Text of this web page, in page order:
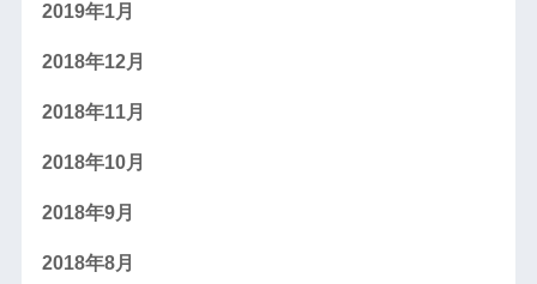
2019年1月
2018年12月
2018年11月
2018年10月
2018年9月
2018年8月